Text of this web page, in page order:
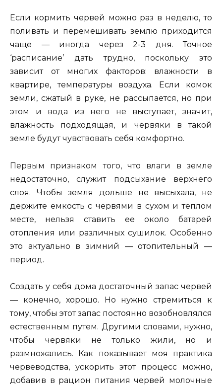
Если кормить червей можно раз в неделю, то
поливать и перемешивать землю приходится
чаще — иногда через 2-3 дня. Точное
‘расписание’ дать трудно, поскольку это
зависит от многих факторов: влажности в
квартире, температуры воздуха. Если комок
земли, сжатый в руке, не рассыпается, но при
этом и вода из него не выступает, значит,
влажность подходящая, и червяки в такой
земле будут чувствовать себя комфортно.
Первым признаком того, что влаги в земле
недостаточно, служит подсыхание верхнего
слоя. Чтобы земля дольше не высыхала, не
держите емкость с червями в сухом и теплом
месте, нельзя ставить ее около батарей
отопления или различных сушилок. Особенно
это актуально в зимний — отопительный —
период.
Создать у себя дома достаточный запас червей
— конечно, хорошо. Но нужно стремиться к
тому, чтобы этот запас постоянно возобновлялся
естественным путем. Другими словами, нужно,
чтобы червяки не только жили, но и
размножались. Как показывает моя практика
червеводства, ускорить этот процесс можно,
добавив в рацион питания червей молочные